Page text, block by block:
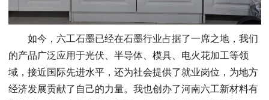
如今，六工石墨已经在石墨行业占据了一席之地，我们
的产品广泛应用于光伏、半导体、模具、电火花加工等领
域，接近国际先进水平，还为社会提供了就业岗位，为地方
经济发展贡献了自己的力量。我也创办了河南六工新材料有